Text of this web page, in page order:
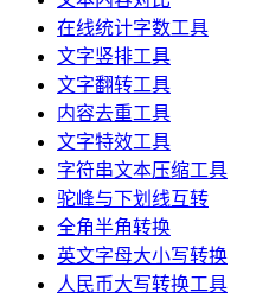
在线统计字数工具
文字竖排工具
文字翻转工具
内容去重工具
文字特效工具
字符串文本压缩工具
驼峰与下划线互转
全角半角转换
英文字母大小写转换
人民币大写转换工具